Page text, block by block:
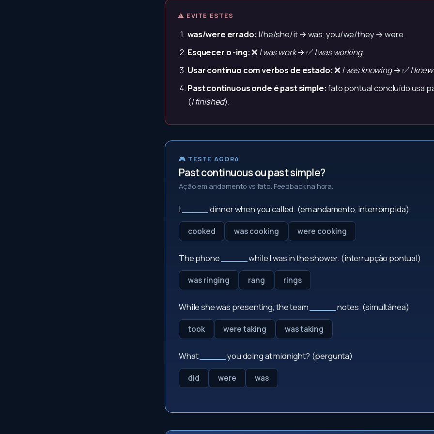
⚠ EVITE ESTES
was/were errado:I/he/she/it → was; you/we/they → were.
Esquecer o -ing:❌I was work→ ✅I was working.
Usar contínuo com verbos de estado:❌I was knowing→ ✅I knew.
Past continuous onde é past simple:fato pontual concluído usa
(I finished).
🎮 TESTE AGORA
Past continuous ou past simple?
Ação em andamento vs fato. Feedback na hora.
I dinner when you called. (em andamento, interrompida)
cooked was cooking were cooking
The phone while I was in the shower. (interrupção pontual)
was ringing rang rings
While she was presenting, the team notes. (simultânea)
took were taking was taking
What you doing at midnight? (pergunta)
did were was